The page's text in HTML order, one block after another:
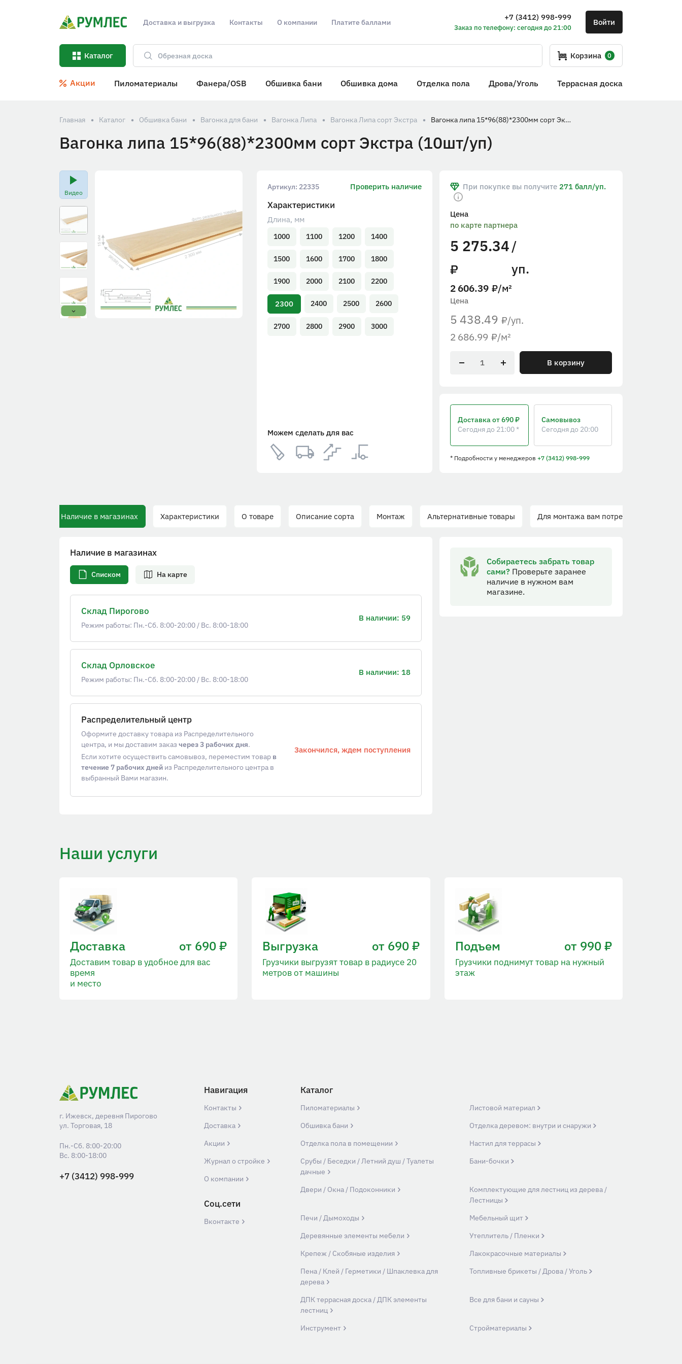
Доставка и выгрузка Контакты О компании Платите баллами
+7 (3412) 998-999
Заказ по телефону: сегодня до 21:00
Войти
Каталог Корзина 0
Акции Пиломатериалы Фанера/OSB Обшивка бани Обшивка дома Отделка пола Дрова/Уголь Террасная доска
Главная Каталог Обшивка бани Вагонка для бани Вагонка Липа Вагонка Липа сорт Экстра Вагонка липа 15*96(88)*2300мм сорт Экстра (10шт/уп)
Вагонка липа 15*96(88)*2300мм сорт Экстра (10шт/уп)
Видео
Артикул: 22335 Проверить наличие
Характеристики
Длина, мм
1000 1100 1200 1400
1500 1600 1700 1800
1900 2000 2100 2200
2300 2400 2500 2600
2700 2800 2900 3000
Можем сделать для вас
При покупке вы получите 271 балл/уп.
Цена
5 438.49 ₽/уп.
2 686.99 ₽/м²
Цена
по карте партнера
5 275.34
₽
/
уп.
2 606.39 ₽/м²
В корзину
Доставкаот 690 ₽
Сегодня до 21:00 *
Самовывоз
Сегодня до 20:00
* Подробностиу менеджеров+7 (3412) 998-999
Наличие в магазинах Характеристики О товаре Описание сорта Монтаж Альтернативные товары Для монтажа вам потребуется
Наличие в магазинах
Списком На карте
Склад Пирогово
Режим работы: Пн.-Сб. 8:00-20:00 / Вс. 8:00-18:00
В наличии: 59
Склад Орловское
Режим работы: Пн.-Сб. 8:00-20:00 / Вс. 8:00-18:00
В наличии: 18
Распределительный центр
Оформите доставку товара из Распределительного
центра, и мы доставим заказ через 3 рабочих дня.
Если хотите осуществить самовывоз, переместим товар в
течение 7 рабочих дней из Распределительного центра в
выбранный Вами магазин.
Закончился, ждем поступления
Собираетесь забрать товар
сами?Проверьте заранее
наличие в нужном вам
магазине.
Наши услуги
Доставка от 690 ₽
Доставим товар в удобное для вас
время
и место
Выгрузка от 690 ₽
Грузчики выгрузят товар в радиусе 20
метров от машины
Подъем от 990 ₽
Грузчики поднимут товар на нужный
этаж
г. Ижевск, деревня Пирогово
ул. Торговая, 18
+7 (3412) 998-999
Пн.-Сб. 8:00-20:00
Вс. 8:00-18:00
Навигация
Контакты
Доставка
Акции
Журнал о стройке
О компании
Соц.сети
Вконтакте
Каталог
Пиломатериалы
Листовой материал
Обшивка бани
Отделка деревом: внутри и снаружи
Отделка пола в помещении
Настил для террасы
Срубы / Беседки / Летний душ / Туалеты
дачные
Бани-бочки
Двери / Окна / Подоконники
Комплектующие для лестниц из дерева /
Лестницы
Печи / Дымоходы
Мебельный щит
Деревянные элементы мебели
Утеплитель / Пленки
Крепеж / Скобяные изделия
Лакокрасочные материалы
Пена / Клей / Герметики / Шпаклевка для
дерева
Топливные брикеты / Дрова / Уголь
ДПК террасная доска / ДПК элементы
лестниц
Все для бани и сауны
Инструмент Стройматериалы